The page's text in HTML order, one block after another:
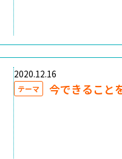
2020.12.16
テーマ 今できること